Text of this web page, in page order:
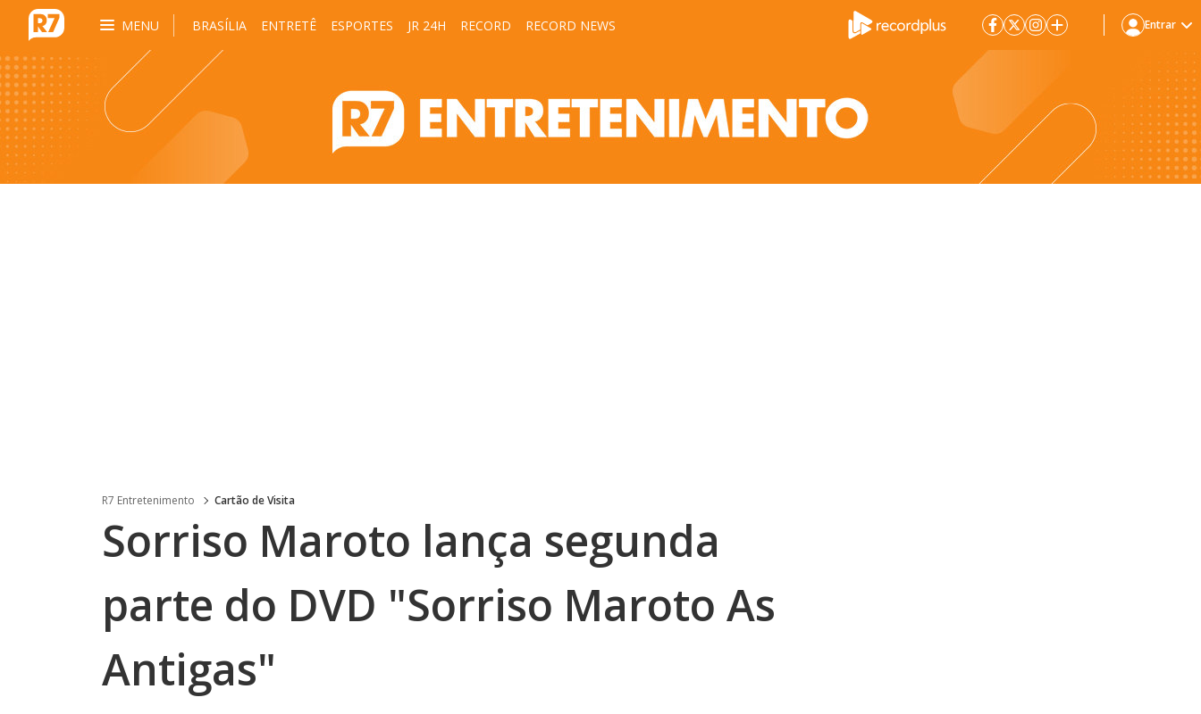
MENU BRASÍLIA ENTRETÊ ESPORTES JR 24H RECORD RECORD NEWS Entrar
R7 Entretenimento Cartão de Visita
Sorriso Maroto lança segunda
parte do DVD "Sorriso Maroto As
Antigas"